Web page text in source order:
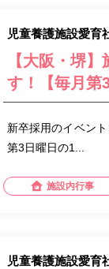
児童養護施設愛育
【大阪・堺
す！【毎月第
新卒採用のイベン
第3日曜日の1...
施設内行事
児童養護施設愛育